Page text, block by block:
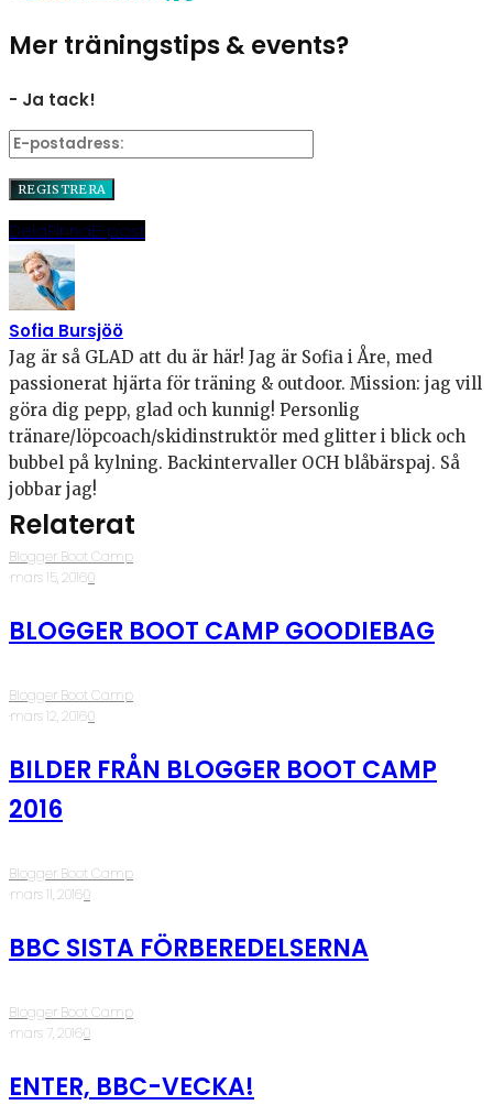
Mer träningstips & events?
- Ja tack!
DelaPinnaE-post
Sofia Bursjöö
Jag är så GLAD att du är här! Jag är Sofia i Åre, med
passionerat hjärta för träning & outdoor. Mission: jag vill
göra dig pepp, glad och kunnig! Personlig
tränare/löpcoach/skidinstruktör med glitter i blick och
bubbel på kylning. Backintervaller OCH blåbärspaj. Så
jobbar jag!
Relaterat
Blogger Boot Camp
·mars 15, 2016·0
BLOGGER BOOT CAMP GOODIEBAG
Blogger Boot Camp
·mars 12, 2016·0
BILDER FRÅN BLOGGER BOOT CAMP
2016
Blogger Boot Camp
·mars 11, 2016·0
BBC SISTA FÖRBEREDELSERNA
Blogger Boot Camp
·mars 7, 2016·0
ENTER, BBC-VECKA!